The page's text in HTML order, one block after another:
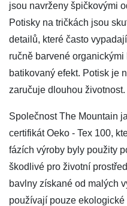
jsou navrženy špičkovými
Potisky na tričkách jsou
detailů, které často
ručně barvené
batikovaný efekt. Potisk je
zaručuje dlouhou životnost.
Společnost The Mountain
certifikát Oeko - Tex 100,
fázích výroby byly použity
škodlivé pro životní
bavlny získané od malých
používají pouze